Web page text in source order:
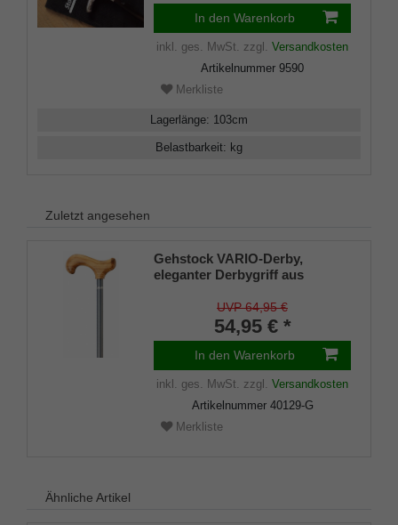
In den Warenkorb
inkl. ges. MwSt. zzgl. Versandkosten
Artikelnummer 9590
Merkliste
Lagerlänge: 103cm
Belastbarkeit: kg
Zuletzt angesehen
Gehstock VARIO-Derby,
eleganter Derbygriff aus
aufgesetzt auf einen Stock aus
Aluminiumrohr in stratosilber,
stufenlos höhenverstellbar,
inklusiv Schlankpuffer.
UVP 64,95 €
54,95 € *
In den Warenkorb
inkl. ges. MwSt. zzgl. Versandkosten
Artikelnummer 40129-G
Merkliste
Ähnliche Artikel